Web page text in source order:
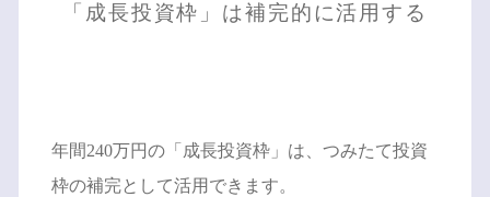
「成長投資枠」は補完的に活用する
年間240万円の「成長投資枠」は、つみたて投資
枠の補完として活用できます。